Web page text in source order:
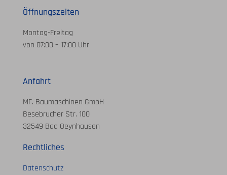
Öffnungszeiten
Montag-Freitag
von 07:00 – 17:00 Uhr
Anfahrt
MF. Baumaschinen GmbH
Besebrucher Str. 100
32549 Bad Oeynhausen
Rechtliches
Datenschutz